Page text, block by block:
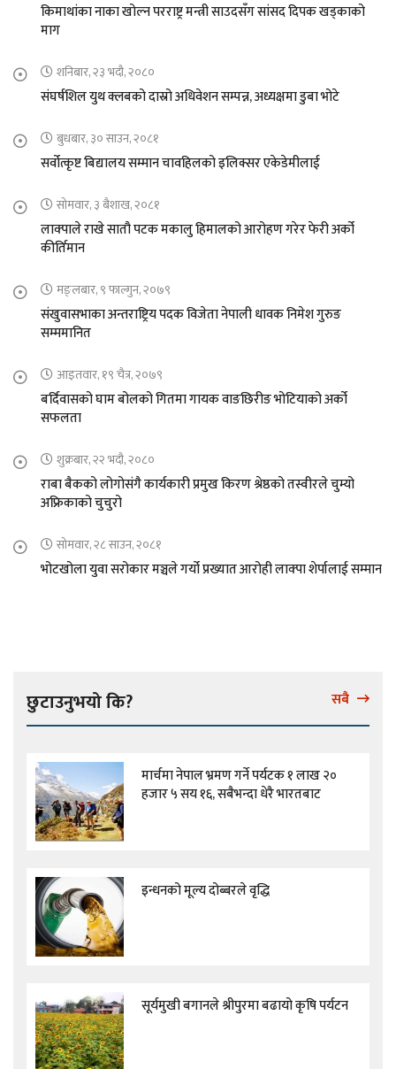
किमाथांका नाका खोल्न परराष्ट्र मन्त्री साउदसँग सांसद दिपक खड्काको
माग
शनिबार, २३ भदौ, २०८०
संघर्षशिल युथ क्लबको दास्रो अधिवेशन सम्पन्न, अध्यक्षमा डुबा भोटे
बुधबार, ३० साउन, २०८१
सर्वोत्कृष्ट बिद्यालय सम्मान चावहिलको इलिक्सर एकेडेमीलाई
सोमवार, ३ बैशाख, २०८१
लाक्पाले राखे सातौ पटक मकालु हिमालको आरोहण गरेर फेरी अर्को
कीर्तिमान
मङ्लबार, ९ फाल्गुन, २०७९
संखुवासभाका अन्तराष्ट्रिय पदक विजेता नेपाली धावक निमेश गुरुङ
सम्ममानित
आइतवार, १९ चैत्र, २०७९
बर्दिवासको घाम बोलको गितमा गायक वाङछिरीङ भोटियाको अर्को
सफलता
शुक्रबार, २२ भदौ, २०८०
राबा बैकको लोगोसंगै कार्यकारी प्रमुख किरण श्रेष्ठको तस्वीरले चुम्यो
अफ्रिकाको चुचुरो
सोमवार, २८ साउन, २०८१
भोटखोला युवा सरोकार मञ्चले गर्यो प्रख्यात आरोही लाक्पा शेर्पालाई सम्मान
छुटाउनुभयो कि? सबै
मार्चमा नेपाल भ्रमण गर्ने पर्यटक १ लाख २०
हजार ५ सय १६, सबैभन्दा धेरै भारतबाट
इन्धनको मूल्य दोब्बरले वृद्धि
सूर्यमुखी बगानले श्रीपुरमा बढायो कृषि पर्यटन